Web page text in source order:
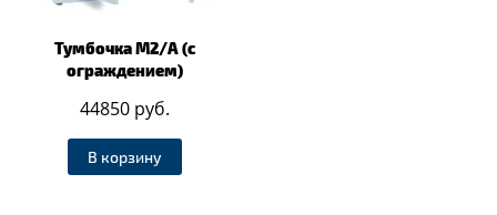
Тумбочка М2/А (с
ограждением)
44850 руб.
В корзину